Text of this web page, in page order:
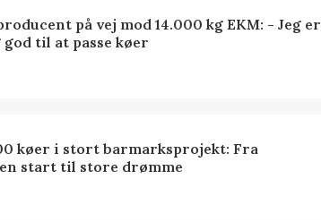
på vej mod 14.000 kg EKM: - Jeg er
til at passe køer
køer i stort barmarksprojekt: Fra
start til store drømme